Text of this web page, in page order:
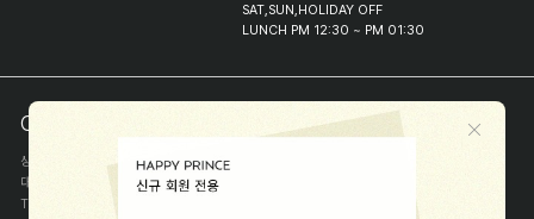
SAT,SUN,HOLIDAY OFF
LUNCH PM 12:30 ~ PM 01:30
COMPANY INFO
상호
(주)해피프린스
대표
이화진
TEL